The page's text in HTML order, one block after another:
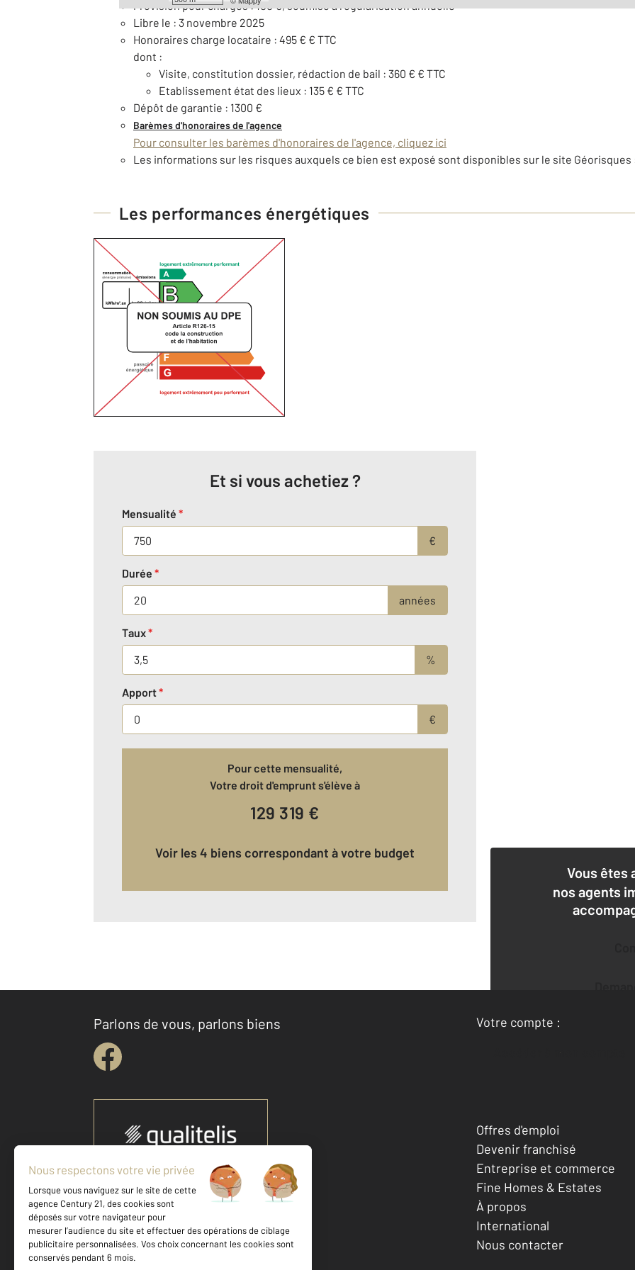
Provision pour charges : 100 €, soumise à régularisation annuelle
Libre le : 3 novembre 2025
Honoraires charge locataire : 495 € € TTC
dont :
Visite, constitution dossier, rédaction de bail : 360 € € TTC
Etablissement état des lieux : 135 € € TTC
Dépôt de garantie : 1300 €
Barèmes d'honoraires de l'agence
Pour consulter les barèmes d'honoraires de l'agence, cliquez ici
Les informations sur les risques auxquels ce bien est exposé sont disponibles sur le site
Les performances énergétiques
Et si vous achetiez ?
Mensualité *
€
Durée *
années
Taux*
%
Apport*
€
Pour cette mensualité,
Votre droit d'emprunt s'élève à
129 319 €
Voir les 4 biens correspondant à votre budget
Vous êtes
nos agents
Parlons de vous, parlons biens
Votre compte :
Accéder à mon compte
Votre agence est notée
Achat
Vente
8,9/10
Location
9,5/10
Offres d'emploi
Devenir franchisé
Entreprise et commerce
Fine Homes & Estates
À propos
International
Nous contacter